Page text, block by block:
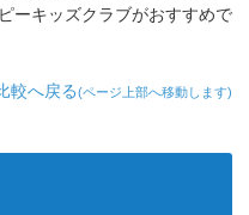
～♪」と歌
えてくれるよ
てきているの
ーキッズクラブがおすすめで
較へ戻る(ページ上部へ移動します)